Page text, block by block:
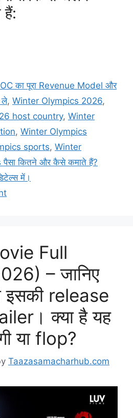
हैं:
का पूरा Revenue Model और
ले, Winter Olympics 2026,
host country, Winter
, Winter Olympics
sports, Winter
कितने और कैसे कमाते हैं?
में।
Full
– जानिए
इसकी release
क्या है यह
या flop?
Taazasamacharhub.com